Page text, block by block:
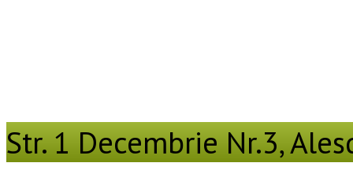
Str. 1 Decembrie Nr.3,